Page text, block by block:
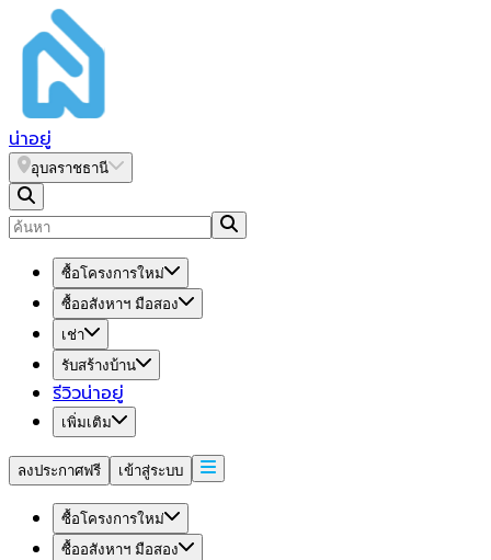
น่าอยู่
อุบลราชธานี
ซื้อโครงการใหม่
ซื้ออสังหาฯ มือสอง
เช่า
รับสร้างบ้าน
รีวิวน่าอยู่
เพิ่มเติม
ลงประกาศฟรี เข้าสู่ระบบ
ซื้อโครงการใหม่
ซื้ออสังหาฯ มือสอง